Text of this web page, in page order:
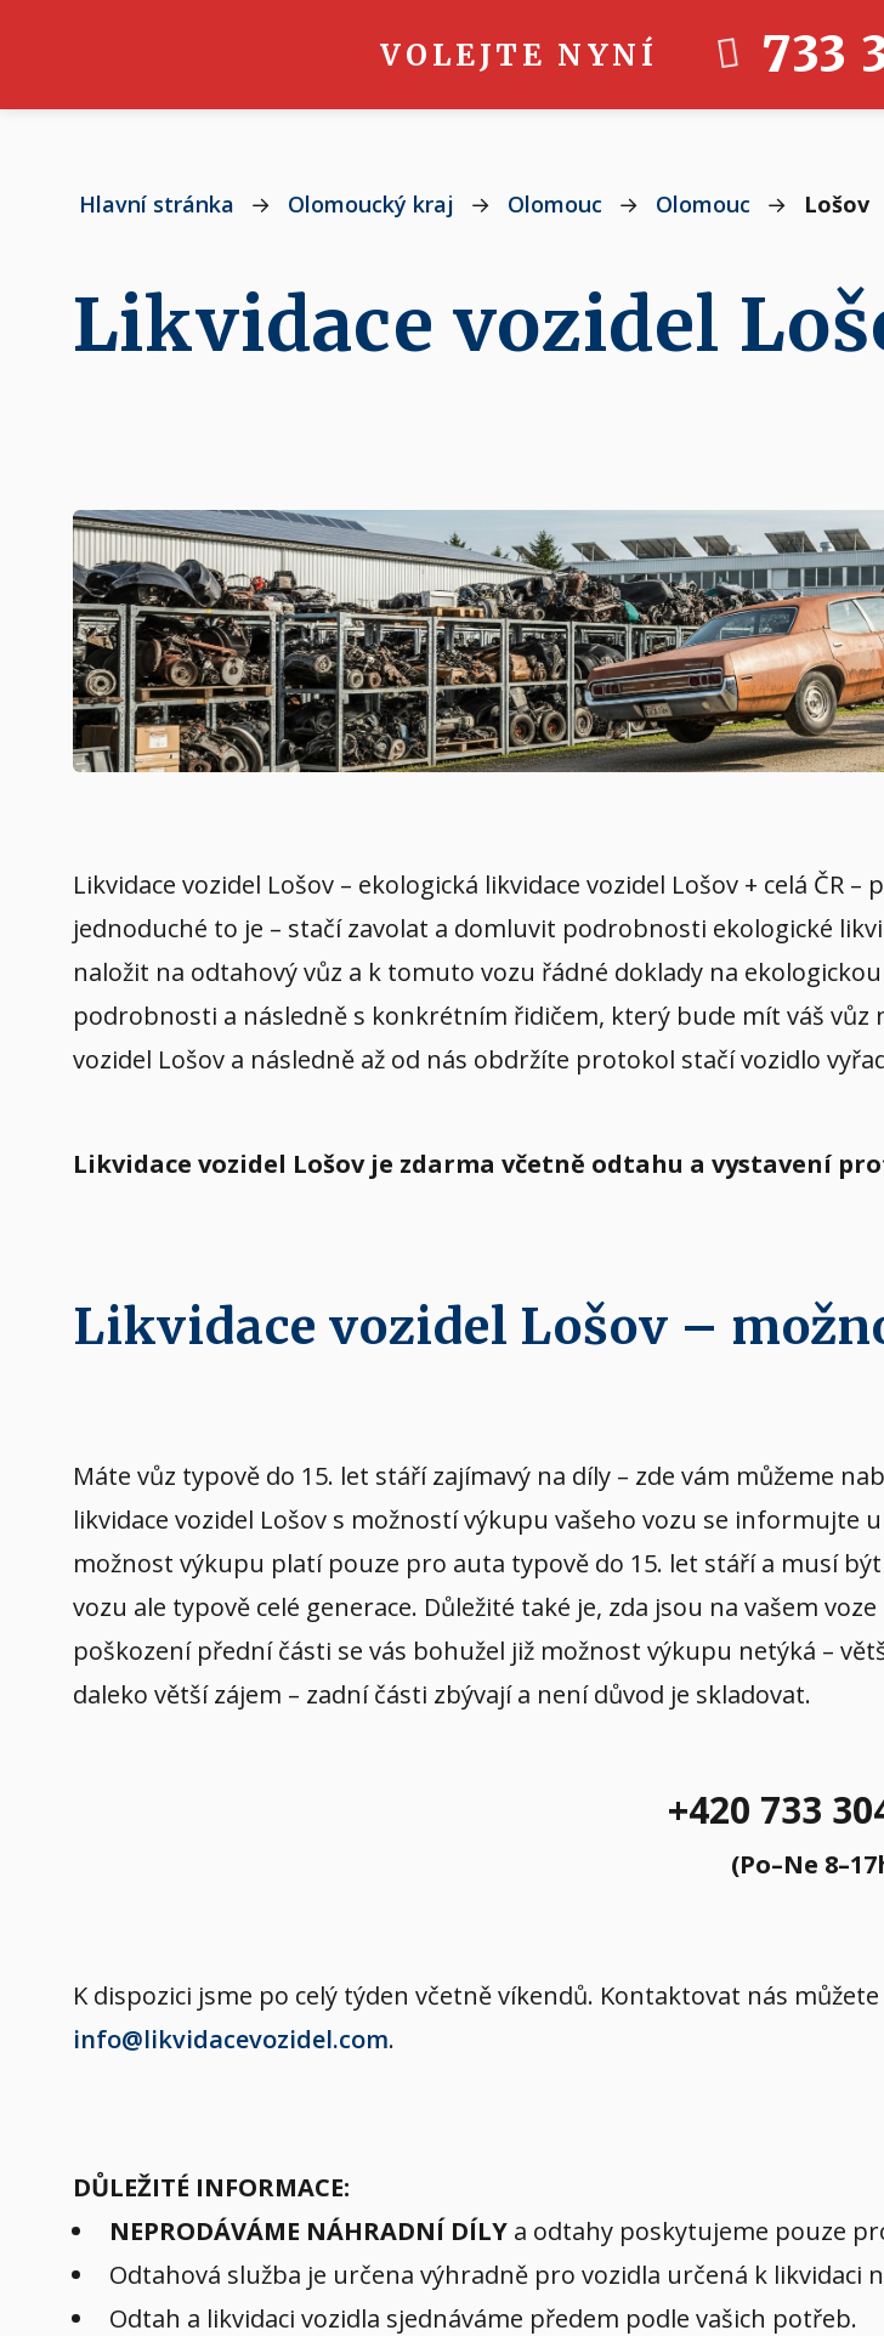
VOLEJTE NYNÍ 733
Hlavní stránka → Olomoucký kraj → Olomouc → Olomouc → Lošov
Likvidace vozidel
Likvidace vozidel Lošov – ekologická likvidace vozidel Lošov + celá ČR
jednoduché to je – stačí zavolat a domluvit podrobnosti ekologické
naložit na odtahový vůz a k tomuto vozu řádné doklady na
podrobnosti a následně s konkrétním řidičem, který bude mít váš vůz
vozidel Lošov a následně až od nás obdržíte protokol stačí vozidlo
Likvidace vozidel Lošov je zdarma včetně odtahu a vystavení
Likvidace vozidel Lošov –
Máte vůz typově do 15. let stáří zajímavý na díly – zde vám můžeme
likvidace vozidel Lošov s možností výkupu vašeho vozu se informujte
možnost výkupu platí pouze pro auta typově do 15. let stáří a musí
vozu ale typově celé generace. Důležité také je, zda jsou na vašem
poškození přední části se vás bohužel již možnost výkupu netýká –
daleko větší zájem – zadní části zbývají a není důvod je skladovat.
+420 733
(Po–Ne
K dispozici jsme po celý týden včetně víkendů. Kontaktovat nás
info@likvidacevozidel.com.
DŮLEŽITÉ INFORMACE:
NEPRODÁVÁME NÁHRADNÍ DÍLY a odtahy poskytujeme pouze
Odtahová služba je určena výhradně pro vozidla určená k likvidaci
Odtah a likvidaci vozidla sjednáváme předem podle vašich potřeb.